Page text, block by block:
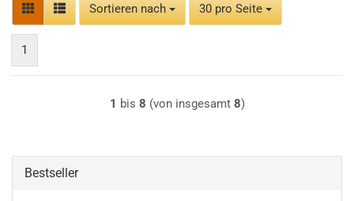
Sortieren nach
Sortieren nach 30 pro Seite
pro Seite
1
1 bis 8 (von insgesamt 8)
Bestseller